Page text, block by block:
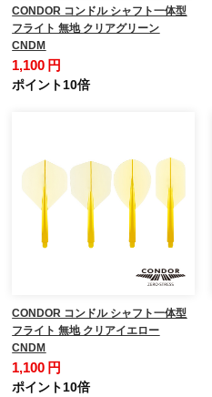
CONDOR コンドル シャフト一体型
フライト 無地 クリアグリーン
CNDM
1,100 円
ポイント10倍
CONDOR コンドル シャフト一体型
フライト 無地 クリアイエロー
CNDM
1,100 円
ポイント10倍